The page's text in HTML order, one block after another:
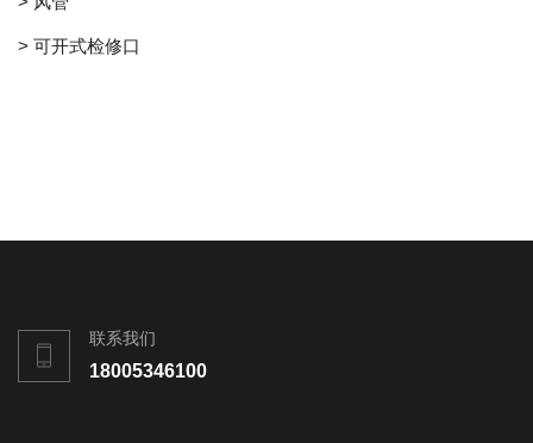
> 可开式检修口
联系我们
18005346100